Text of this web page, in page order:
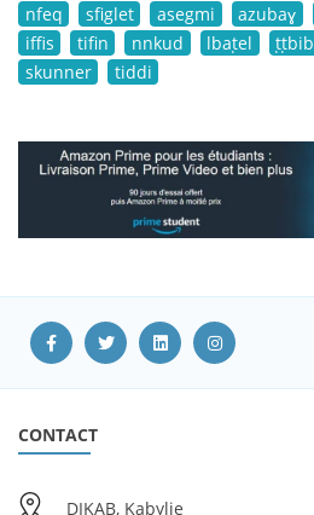
nfeq sfiglet asegmi azubaɣ
iffis
tifin nnkud lbaṭel ṭṭbib
skunner
tiddi
CONTACT
DIKAB, Kabylie